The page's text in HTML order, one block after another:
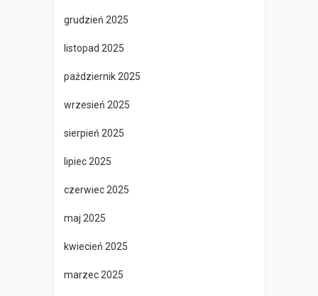
grudzień 2025
listopad 2025
październik 2025
wrzesień 2025
sierpień 2025
lipiec 2025
czerwiec 2025
maj 2025
kwiecień 2025
marzec 2025